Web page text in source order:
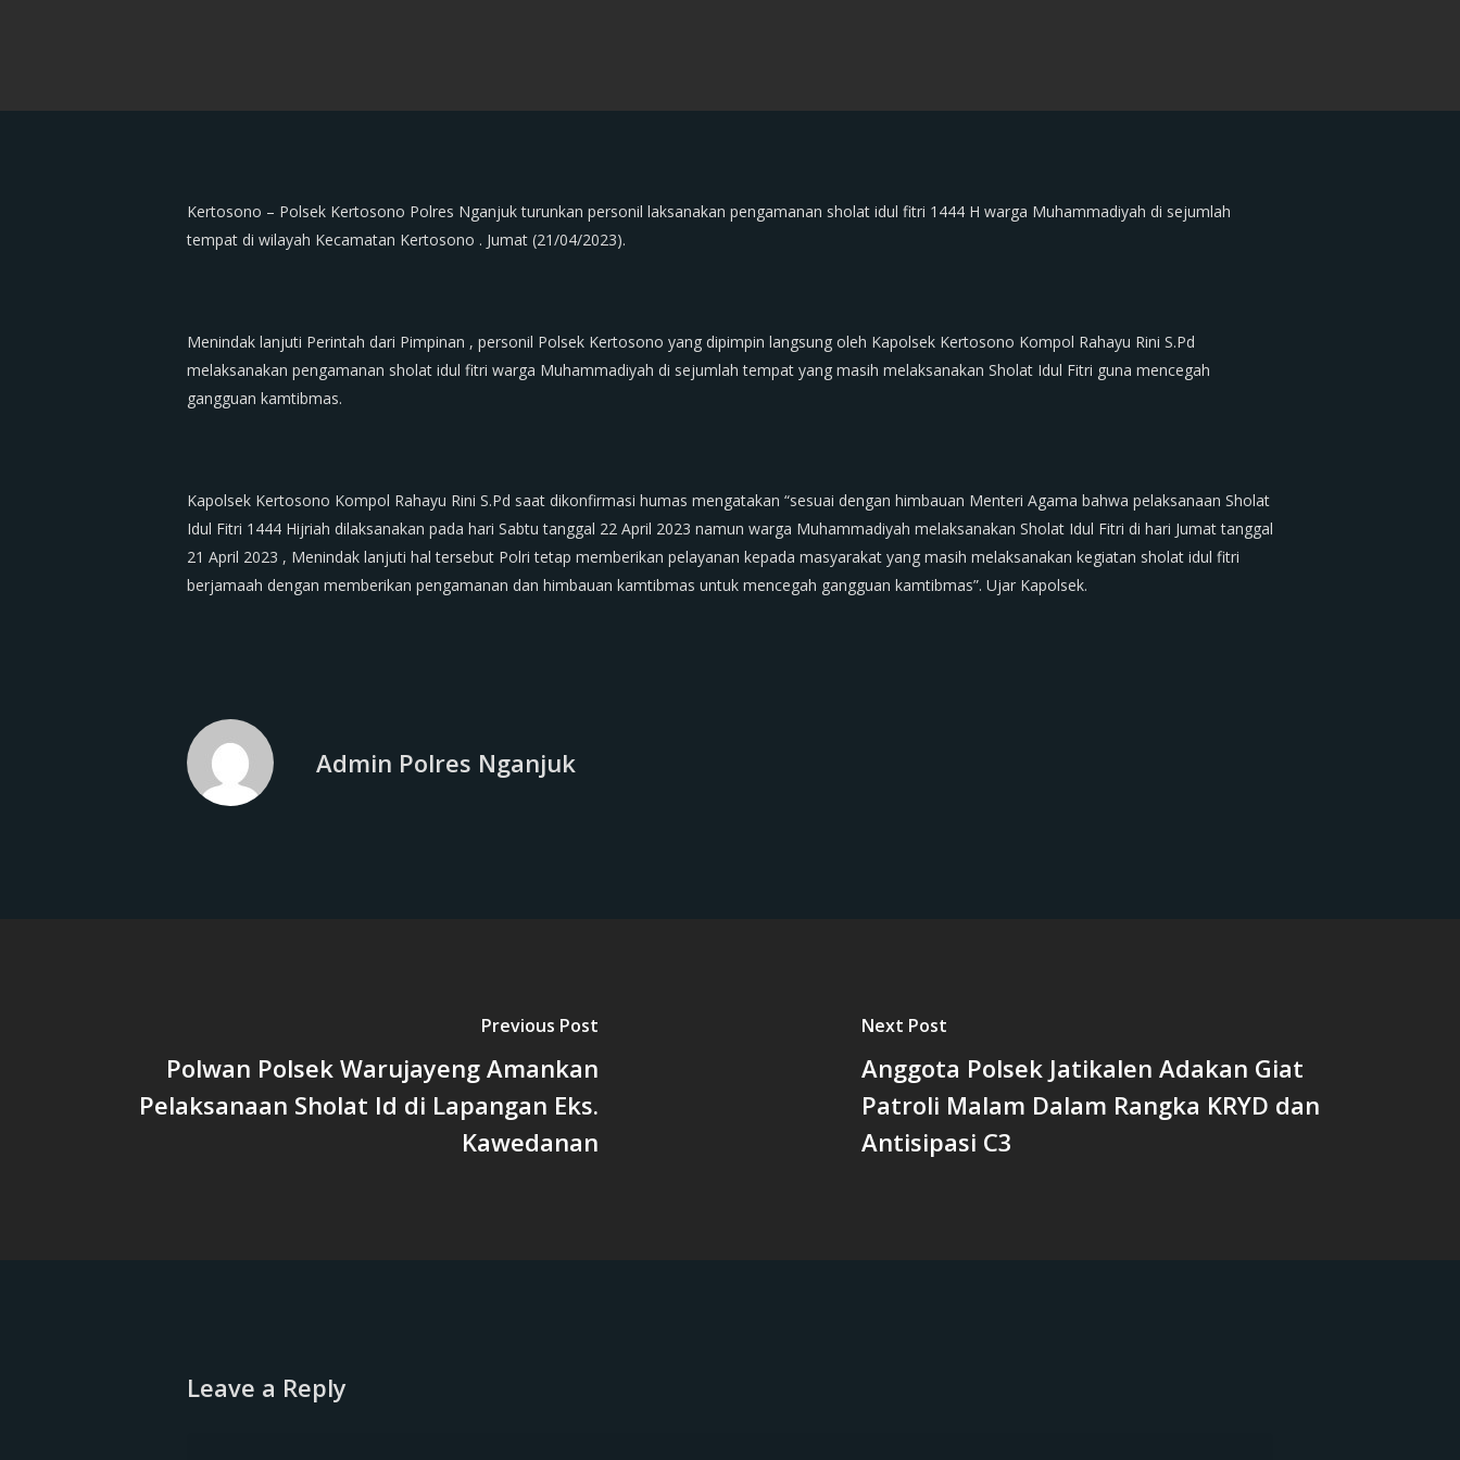
Kertosono – Polsek Kertosono Polres Nganjuk turunkan personil laksanakan pengamanan sholat idul fitri 1444 H warga Muhammadiyah di sejumlah
tempat di wilayah Kecamatan Kertosono . Jumat (21/04/2023).
Menindak lanjuti Perintah dari Pimpinan , personil Polsek Kertosono yang dipimpin langsung oleh Kapolsek Kertosono Kompol Rahayu Rini S.Pd
melaksanakan pengamanan sholat idul fitri warga Muhammadiyah di sejumlah tempat yang masih melaksanakan Sholat Idul Fitri guna mencegah
gangguan kamtibmas.
Kapolsek Kertosono Kompol Rahayu Rini S.Pd saat dikonfirmasi humas mengatakan “sesuai dengan himbauan Menteri Agama bahwa pelaksanaan Sholat
Idul Fitri 1444 Hijriah dilaksanakan pada hari Sabtu tanggal 22 April 2023 namun warga Muhammadiyah melaksanakan Sholat Idul Fitri di hari Jumat tanggal
21 April 2023 , Menindak lanjuti hal tersebut Polri tetap memberikan pelayanan kepada masyarakat yang masih melaksanakan kegiatan sholat idul fitri
berjamaah dengan memberikan pengamanan dan himbauan kamtibmas untuk mencegah gangguan kamtibmas”. Ujar Kapolsek.
Admin Polres Nganjuk
Previous Post
Polwan Polsek Warujayeng Amankan
Pelaksanaan Sholat Id di Lapangan Eks.
Kawedanan
Next Post
Anggota Polsek Jatikalen Adakan Giat
Patroli Malam Dalam Rangka KRYD dan
Antisipasi C3
Leave a Reply